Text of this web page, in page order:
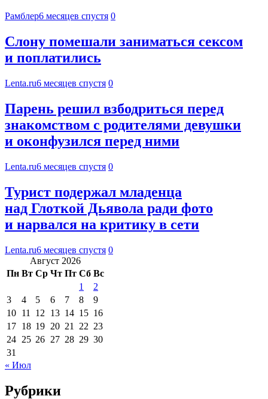
Рамблер6 месяцев спустя 0
Слону помешали заниматься сексом
и поплатились
Lenta.ru6 месяцев спустя 0
Парень решил взбодриться перед
знакомством с родителями девушки
и оконфузился перед ними
Lenta.ru6 месяцев спустя 0
Турист подержал младенца
над Глоткой Дьявола ради фото
и нарвался на критику в сети
Lenta.ru6 месяцев спустя 0
Август 2026
Пн Вт Ср Чт Пт Сб Вс
1
2
3
4 5 6 7 8
9
10 11 12 13 14 15 16
17 18 19 20 21 22 23
24 25 26 27 28 29 30
31
« Июл
Рубрики